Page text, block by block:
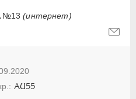
№13(интернет)
AU55